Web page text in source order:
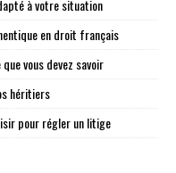
à votre situation
en droit français
vous devez savoir
héritiers
pour régler un litige